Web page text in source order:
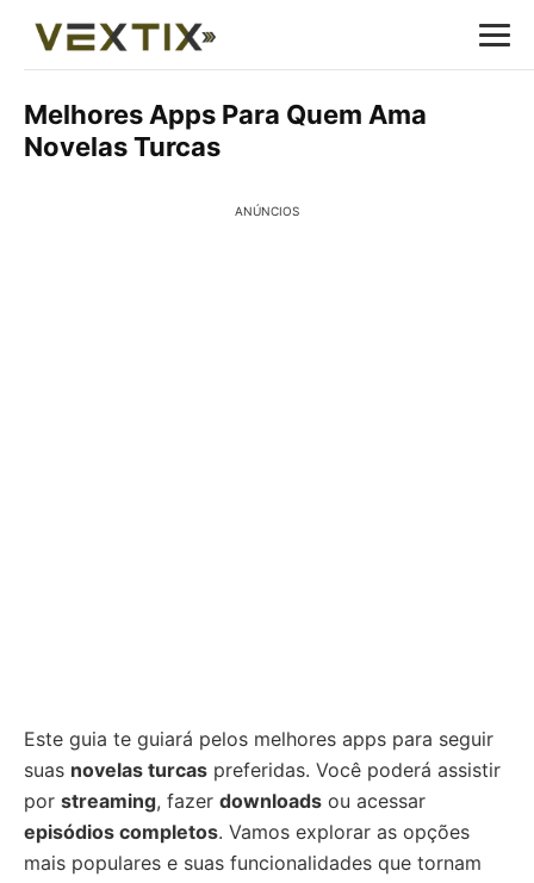
Melhores Apps Para Quem Ama
Novelas Turcas
ANÚNCIOS
Este guia te guiará pelos melhores apps para seguir
suas novelas turcas preferidas. Você poderá assistir
por streaming, fazer downloads ou acessar
episódios completos. Vamos explorar as opções
mais populares e suas funcionalidades que tornam